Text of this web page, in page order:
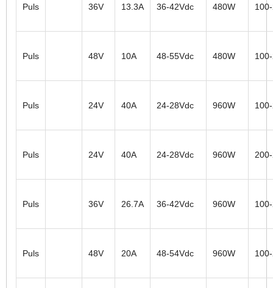
Puls 36V 13.3A 36-42Vdc 480W
Puls 48V 10A 48-55Vdc 480W
Puls 24V 40A 24-28Vdc 960W
Puls 24V 40A 24-28Vdc 960W
Puls 36V 26.7A 36-42Vdc 960W
Puls 48V 20A 48-54Vdc 960W